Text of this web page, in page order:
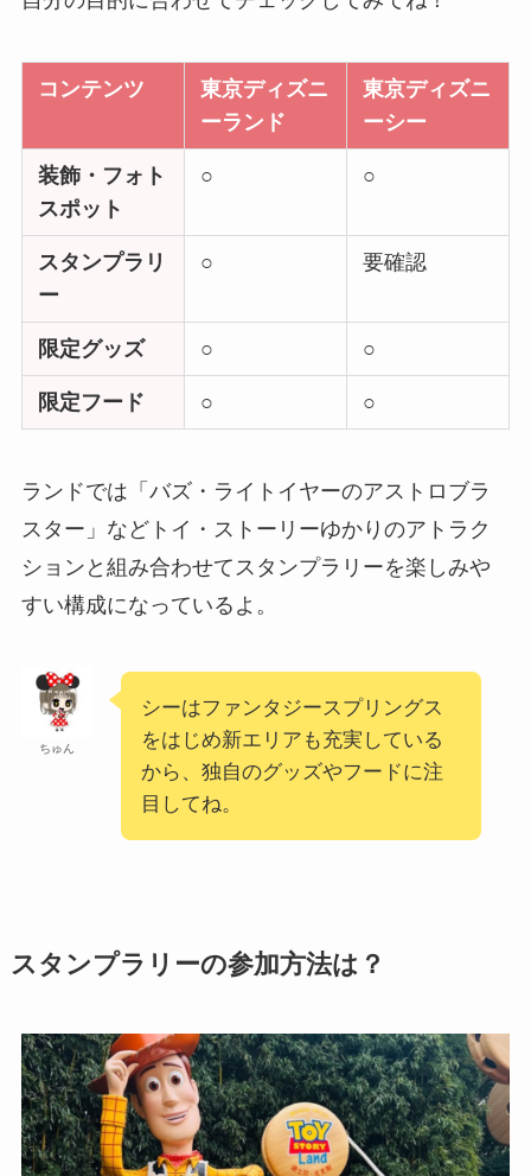
コンテンツ
東京ディズニ
ーランド
東京ディズニ
ーシー
装飾・フォト
スポット
○ ○
スタンプラリ
ー
○ 要確認
限定グッズ ○ ○
限定フード ○ ○
ランドでは「バズ・ライトイヤーのアストロブラ
スター」などトイ・ストーリーゆかりのアトラク
ションと組み合わせてスタンプラリーを楽しみや
すい構成になっているよ。
ちゅん
シーはファンタジースプリングス
をはじめ新エリアも充実している
から、独自のグッズやフードに注
目してね。
スタンプラリーの参加方法は？